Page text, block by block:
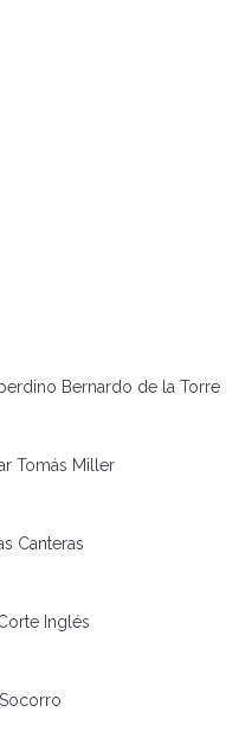
Bernardo de la Torre
Tomás Miller
Canteras
Inglés